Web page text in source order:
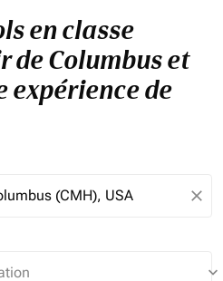
en classe
Columbus et
expérience de
close
keyboard_arrow_down